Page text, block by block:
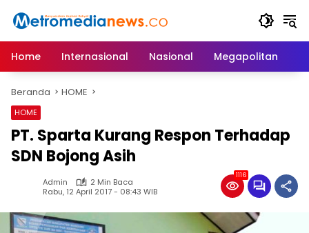
Home
Internasional Nasional Megapolitan
Beranda HOME
HOME
PT. Sparta Kurang Respon Terhadap
SDN Bojong Asih
Admin
2 Min Baca
Rabu, 12 April 2017 - 08:43 WIB
1116